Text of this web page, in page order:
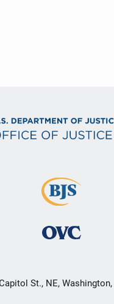
St., NE, Washington,